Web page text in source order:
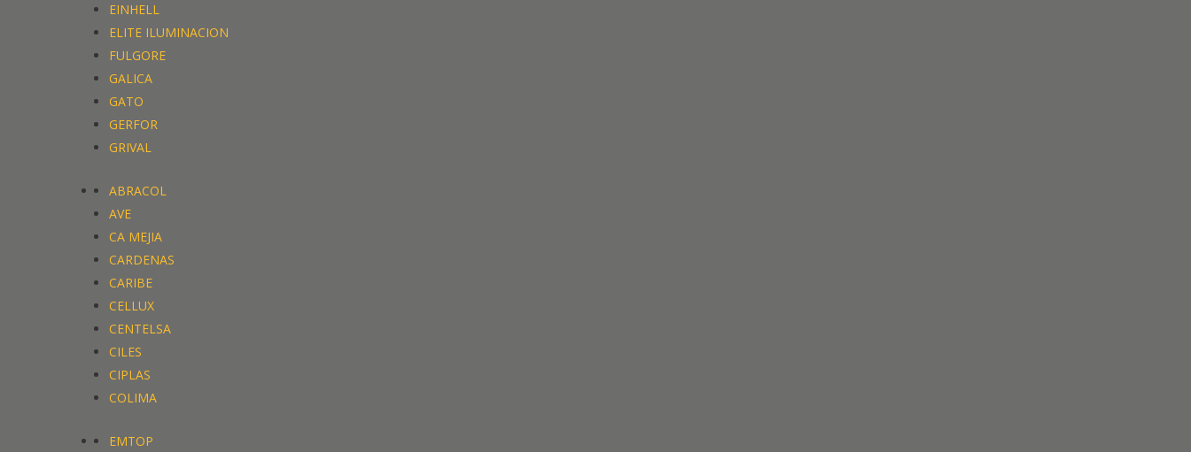
EINHELL
ELITE ILUMINACION
FULGORE
GALICA
GATO
GERFOR
GRIVAL
ABRACOL
AVE
CA MEJIA
CARDENAS
CARIBE
CELLUX
CENTELSA
CILES
CIPLAS
COLIMA
EMTOP